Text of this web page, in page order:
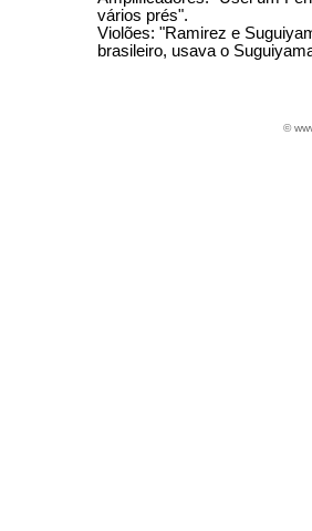
vários prés".
Violões: "Ramirez e
brasileiro, usava o
©